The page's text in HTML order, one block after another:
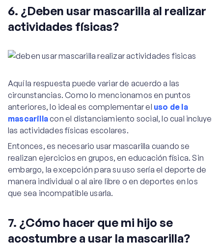
6. ¿Deben usar mascarilla al realizar
actividades físicas?
Aquí la respuesta puede variar de acuerdo a las
circunstancias. Como lo mencionamos en puntos
anteriores, lo ideal es complementar el uso de la
mascarillacon el distanciamiento social, lo cual incluye
las actividades físicas escolares.
Entonces, es necesario usar mascarilla cuando se
realizan ejercicios en grupos, en educación física. Sin
embargo, la excepción para su uso sería el deporte de
manera individual o al aire libre o en deportes en los
que sea incompatible usarla.
7. ¿Cómo hacer que mi hijo se
acostumbre a usar la mascarilla?